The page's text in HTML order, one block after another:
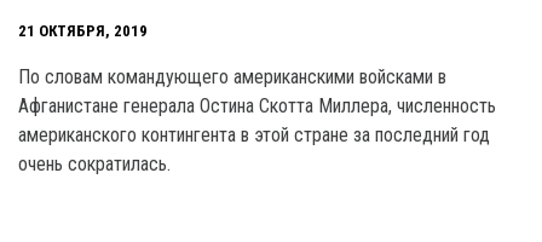
21 ОКТЯБРЯ, 2019
По словам командующего американскими войсками в
Афганистане генерала Остина Скотта Миллера, численность
американского контингента в этой стране за последний год
очень сократилась.